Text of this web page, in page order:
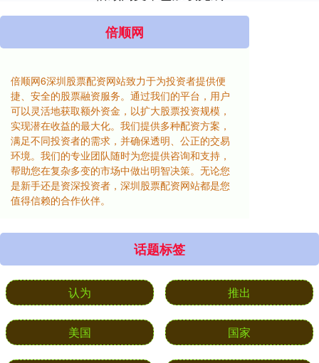
倍顺网
倍顺网6深圳股票配资网站致力于为投资者提供便
捷、安全的股票融资服务。通过我们的平台，用户
可以灵活地获取额外资金，以扩大股票投资规模，
实现潜在收益的最大化。我们提供多种配资方案，
满足不同投资者的需求，并确保透明、公正的交易
环境。我们的专业团队随时为您提供咨询和支持，
帮助您在复杂多变的市场中做出明智决策。无论您
是新手还是资深投资者，深圳股票配资网站都是您
值得信赖的合作伙伴。
话题标签
认为 推出
美国 国家